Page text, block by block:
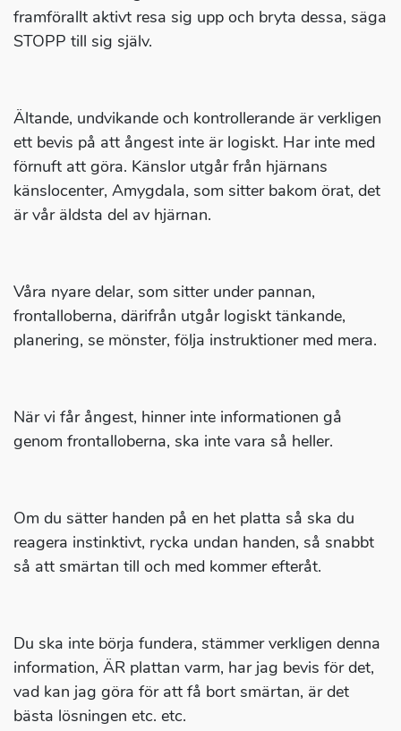
framförallt aktivt resa sig upp och bryta dessa, säga
STOPP till sig själv.
Ältande, undvikande och kontrollerande är verkligen
ett bevis på att ångest inte är logiskt. Har inte med
förnuft att göra. Känslor utgår från hjärnans
känslocenter, Amygdala, som sitter bakom örat, det
är vår äldsta del av hjärnan.
Våra nyare delar, som sitter under pannan,
frontalloberna, därifrån utgår logiskt tänkande,
planering, se mönster, följa instruktioner med mera.
När vi får ångest, hinner inte informationen gå
genom frontalloberna, ska inte vara så heller.
Om du sätter handen på en het platta så ska du
reagera instinktivt, rycka undan handen, så snabbt
så att smärtan till och med kommer efteråt.
Du ska inte börja fundera, stämmer verkligen denna
information, ÄR plattan varm, har jag bevis för det,
vad kan jag göra för att få bort smärtan, är det
bästa lösningen etc. etc.